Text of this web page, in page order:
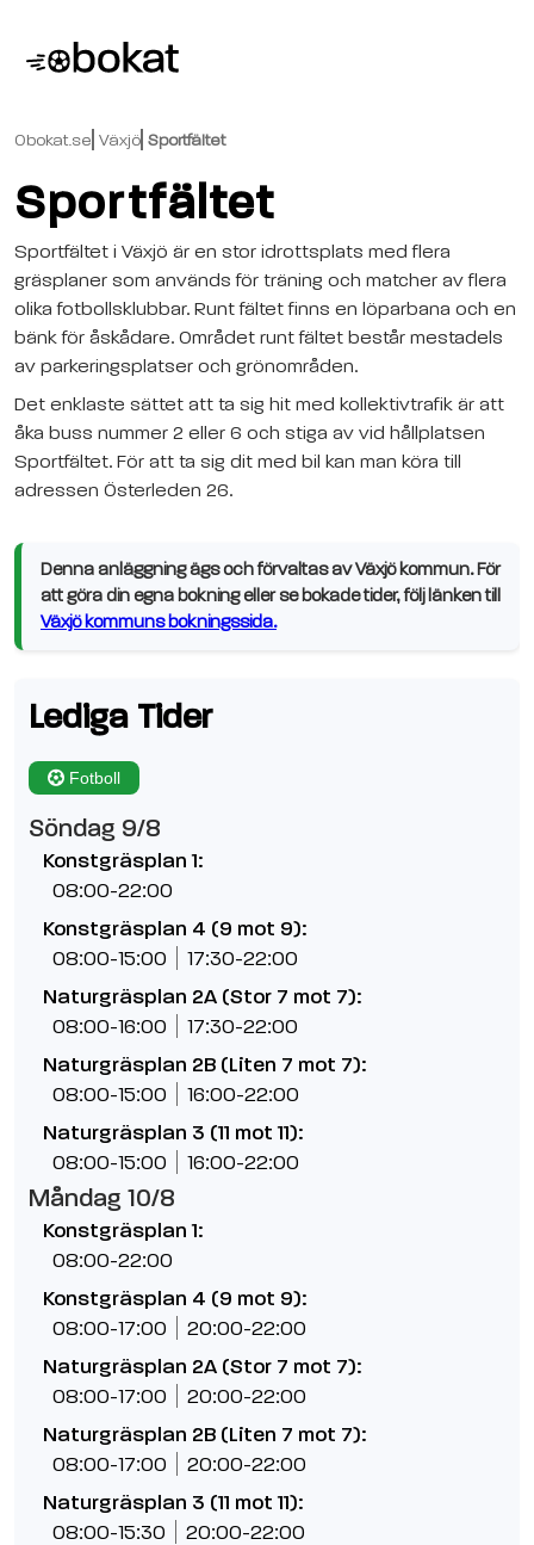
Obokat.se Växjö Sportfältet
Sportfältet
Sportfältet i Växjö är en stor idrottsplats med flera
gräsplaner som används för träning och matcher av flera
olika fotbollsklubbar. Runt fältet finns en löparbana och en
bänk för åskådare. Området runt fältet består mestadels
av parkeringsplatser och grönområden.
Det enklaste sättet att ta sig hit med kollektivtrafik är att
åka buss nummer 2 eller 6 och stiga av vid hållplatsen
Sportfältet. För att ta sig dit med bil kan man köra till
adressen Österleden 26.
Denna anläggning ägs och förvaltas av Växjö kommun. För
att göra din egna bokning eller se bokade tider, följ länken till
Växjö kommuns bokningssida.
Lediga Tider
Fotboll
Söndag 9/8
Konstgräsplan 1:
08:00-22:00
Konstgräsplan 4 (9 mot 9):
08:00-15:00 17:30-22:00
Naturgräsplan 2A (Stor 7 mot 7):
08:00-16:00 17:30-22:00
Naturgräsplan 2B (Liten 7 mot 7):
08:00-15:00 16:00-22:00
Naturgräsplan 3 (11 mot 11):
08:00-15:00 16:00-22:00
Måndag 10/8
Konstgräsplan 1:
08:00-22:00
Konstgräsplan 4 (9 mot 9):
08:00-17:00 20:00-22:00
Naturgräsplan 2A (Stor 7 mot 7):
08:00-17:00 20:00-22:00
Naturgräsplan 2B (Liten 7 mot 7):
08:00-17:00 20:00-22:00
Naturgräsplan 3 (11 mot 11):
08:00-15:30 20:00-22:00